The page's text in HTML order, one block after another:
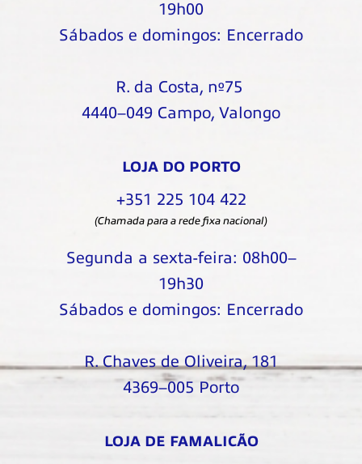
19h00
Sábados e domingos: Encerrado
R. da Costa, nº75
4440–049 Campo, Valongo
LOJA DO PORTO
+351 225 104 422
(Chamada para a rede fixa nacional)
Segunda a sexta-feira: 08h00–
19h30
Sábados e domingos: Encerrado
R. Chaves de Oliveira, 181
4369–005 Porto
LOJA DE FAMALICÃO